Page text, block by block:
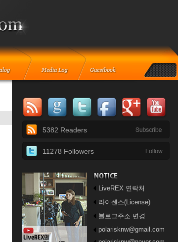
5382 Readers
11278 Followers
LiveREX 연락처
라이센스(License)
블로그주소 변경
polarisknw@gmail.com